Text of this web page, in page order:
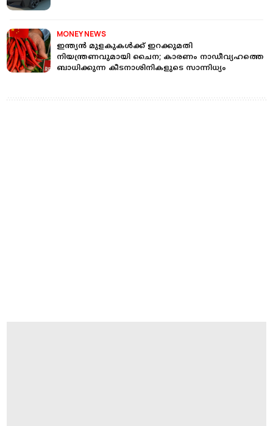
MONEY NEWS
ഇന്ത്യൻ മുളകുകൾക്ക് ഇറക്കുമതി
നിയന്ത്രണവുമായി ചൈന; കാരണം നാഡീവ്യഹത്തെ
ബാധിക്കുന്ന കീടനാശിനികളുടെ സാന്നിധ്യം